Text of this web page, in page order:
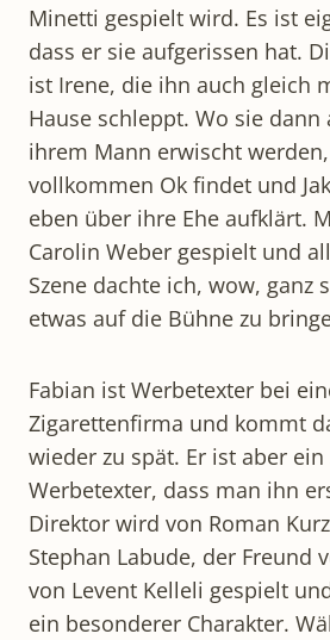
Minetti gespielt wird. Es ist
dass er sie aufgerissen hat.
ist Irene, die ihn auch gleich
Hause schleppt. Wo sie
ihrem Mann erwischt
vollkommen Ok findet und
eben über ihre Ehe aufklärt.
Carolin Weber gespielt und
Szene dachte ich, wow, ganz
etwas auf die Bühne zu
Fabian ist Werbetexter bei
Zigarettenfirma und kommt
wieder zu spät. Er ist aber
Werbetexter, dass man ihn
Direktor wird von Roman
Stephan Labude, der Freund
von Levent Kelleli gespielt
ein besonderer Charakter.